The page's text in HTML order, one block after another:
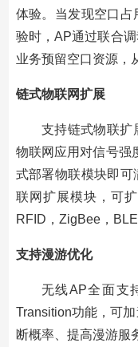
体验。当发现空口占
验时，AP通过联合
业务预留空口资源，
链式物联网扩展
支持链式物联扩
物联网应用对信号强
式部署物联模块即可
联网扩展模块，可
RFID，ZigBee，
支持漫游优化
无线AP全面支
Transition功能，可
断概率、提高漫游服